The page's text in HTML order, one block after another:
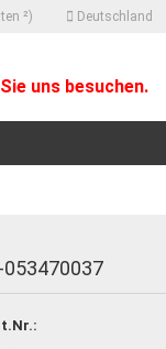
²) Deutschland
erstellen
uns besuchen.
053470037